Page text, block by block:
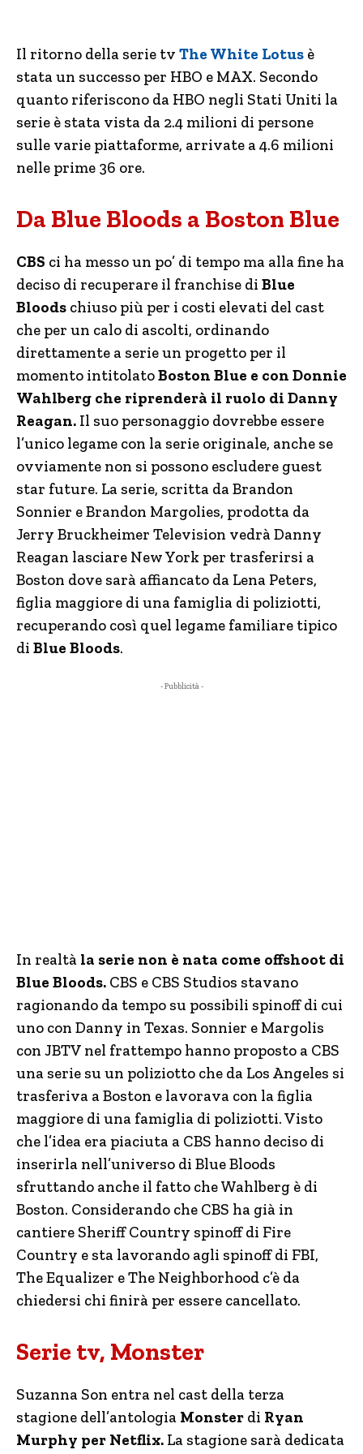
Il ritorno della serie tv The White Lotus è
stata un successo per HBO e MAX. Secondo
quanto riferiscono da HBO negli Stati Uniti la
serie è stata vista da 2.4 milioni di persone
sulle varie piattaforme, arrivate a 4.6 milioni
nelle prime 36 ore.
Da Blue Bloods a Boston Blue
CBS ci ha messo un po’ di tempo ma alla fine ha
deciso di recuperare il franchise di Blue
Bloods chiuso più per i costi elevati del cast
che per un calo di ascolti, ordinando
direttamente a serie un progetto per il
momento intitolatoBoston Blue e con Donnie
Wahlberg che riprenderà il ruolo di Danny
Reagan. Il suo personaggio dovrebbe essere
l’unico legame con la serie originale, anche se
ovviamente non si possono escludere guest
star future. La serie, scritta da Brandon
Sonnier e Brandon Margolies, prodotta da
Jerry Bruckheimer Television vedrà Danny
Reagan lasciare New York per trasferirsi a
Boston dove sarà affiancato da Lena Peters,
figlia maggiore di una famiglia di poliziotti,
recuperando così quel legame familiare tipico
di Blue Bloods.
- Pubblicità -
In realtà la serie non è nata come offshoot di
Blue Bloods. CBS e CBS Studios stavano
ragionando da tempo su possibili spinoff di cui
uno con Danny in Texas. Sonnier e Margolis
con JBTV nel frattempo hanno proposto a CBS
una serie su un poliziotto che da Los Angeles si
trasferiva a Boston e lavorava con la figlia
maggiore di una famiglia di poliziotti. Visto
che l’idea era piaciuta a CBS hanno deciso di
inserirla nell’universo di Blue Bloods
sfruttando anche il fatto che Wahlberg è di
Boston. Considerando che CBS ha già in
cantiere Sheriff Country spinoff di Fire
Country e sta lavorando agli spinoff di FBI,
The Equalizer e The Neighborhood c’è da
chiedersi chi finirà per essere cancellato.
Serie tv, Monster
Suzanna Son entra nel cast della terza
stagione dell’antologia Monster di Ryan
Murphy per Netflix. La stagione sarà dedicata